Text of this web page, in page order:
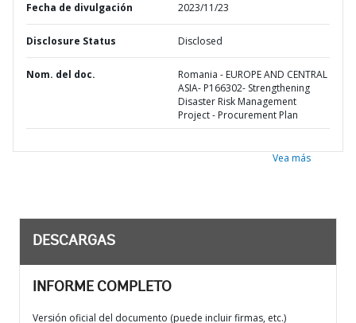
Fecha de divulgación 2023/11/23
Disclosure Status Disclosed
Nom. del doc.
Romania - EUROPE AND CENTRAL
ASIA- P166302- Strengthening
Disaster Risk Management
Project - Procurement Plan
Vea más
DESCARGAS
INFORME COMPLETO
Versión oficial del documento (puede incluir firmas, etc.)